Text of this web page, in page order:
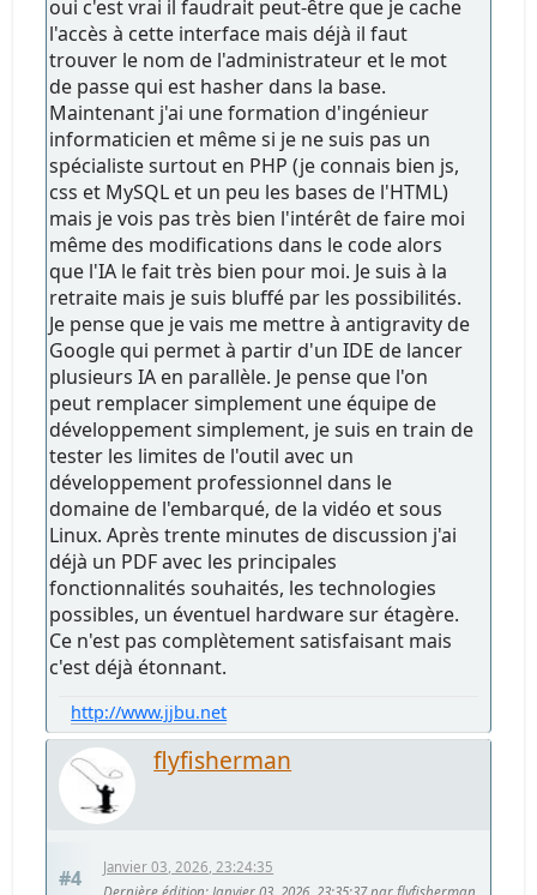
oui c'est vrai il faudrait peut-être que je cache
l'accès à cette interface mais déjà il faut
trouver le nom de l'administrateur et le mot
de passe qui est hasher dans la base.
Maintenant j'ai une formation d'ingénieur
informaticien et même si je ne suis pas un
spécialiste surtout en PHP (je connais bien js,
css et MySQL et un peu les bases de l'HTML)
mais je vois pas très bien l'intérêt de faire moi
même des modifications dans le code alors
que l'IA le fait très bien pour moi. Je suis à la
retraite mais je suis bluffé par les possibilités.
Je pense que je vais me mettre à antigravity de
Google qui permet à partir d'un IDE de lancer
plusieurs IA en parallèle. Je pense que l'on
peut remplacer simplement une équipe de
développement simplement, je suis en train de
tester les limites de l'outil avec un
développement professionnel dans le
domaine de l'embarqué, de la vidéo et sous
Linux. Après trente minutes de discussion j'ai
déjà un PDF avec les principales
fonctionnalités souhaités, les technologies
possibles, un éventuel hardware sur étagère.
Ce n'est pas complètement satisfaisant mais
c'est déjà étonnant.
http://www.jjbu.net
flyfisherman
#4
Janvier 03, 2026, 23:24:35